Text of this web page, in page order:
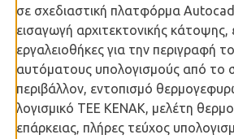
σε σχεδιαστική πλατφόρμα
εισαγωγή αρχιτεκτονικής κάτοψης,
εργαλειοθήκες για την περιγραφή
αυτόματους υπολογισμούς από το
περιβάλλον, εντοπισμό
λογισμικό ΤΕΕ ΚΕΝΑΚ, μελέτη
επάρκειας, πλήρες τεύχος